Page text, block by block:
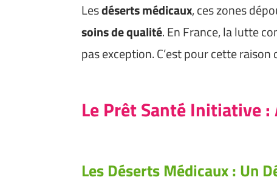
Lesdéserts médicaux, ces zones
soins de qualité. En France, la lutte
pas exception. C’est pour cette
Le Prêt Santé Initiative
Les Déserts Médicaux : Un